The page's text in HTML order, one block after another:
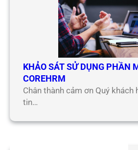
KHẢO SÁT SỬ DỤNG PHẦN
COREHRM
Chân thành cảm ơn Quý khách
tin…